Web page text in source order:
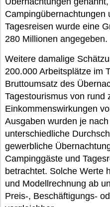
Campingübernachtungen
Tagesreisen wurde eine
280 Millionen angegeben.
Weitere damalige
200.000 Arbeitsplätze im
Bruttoumsatz des
Tagestourismus von rund
Einkommenswirkungen
Ausgaben wurden je
unterschiedliche
gewerbliche
Campinggäste und
betrachtet. Solche Werte
und Modellrechnung ab
Preis-, Beschäftigungs-